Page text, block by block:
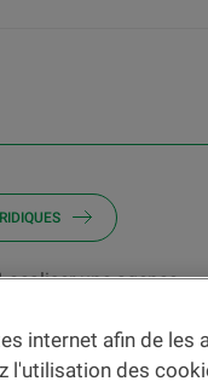
une agence
prendre connaissance des
documents en lien avec
internet afin de les
l'utilisation des